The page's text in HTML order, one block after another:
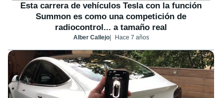
Esta carrera de vehículos Tesla con la función
Summon es como una competición de
radiocontrol... a tamaño real
Alber Callejo Hace 7 años